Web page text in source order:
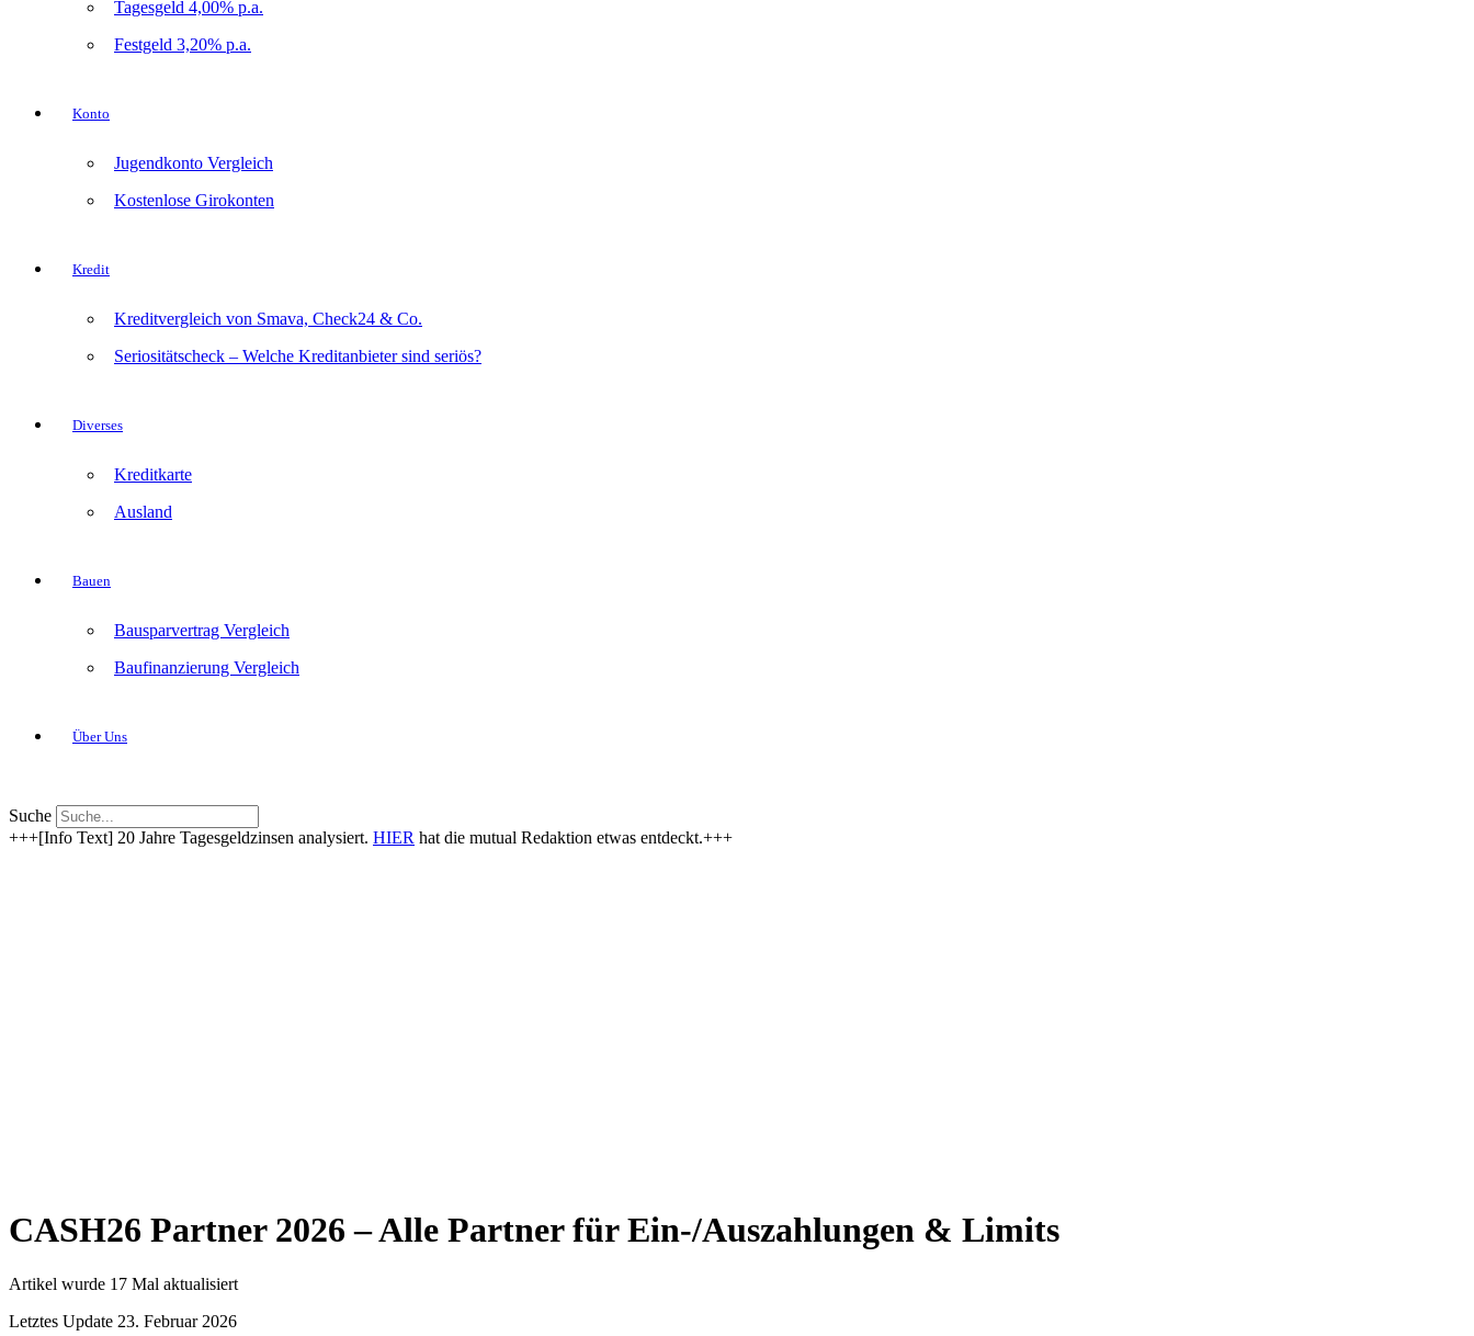
Tagesgeld 4,00% p.a.
Festgeld 3,20% p.a.
Konto
Jugendkonto Vergleich
Kostenlose Girokonten
Kredit
Kreditvergleich von Smava, Check24 & Co.
Seriositätscheck – Welche Kreditanbieter sind seriös?
Diverses
Kreditkarte
Ausland
Bauen
Bausparvertrag Vergleich
Baufinanzierung Vergleich
Über Uns
Suche
+++[Info Text] 20 Jahre Tagesgeldzinsen analysiert. HIER hat die mutual Redaktion etwas entdeckt.+++
CASH26 Partner 2026 – Alle Partner für Ein-/Auszahlungen & Limits
Artikel wurde 17 Mal aktualisiert
Letztes Update 23. Februar 2026